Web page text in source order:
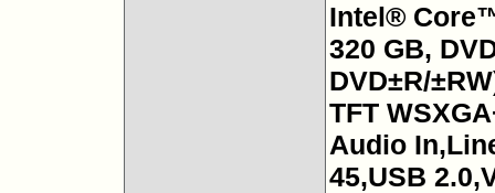
Intel®
320 GB,
DVD±R/
TFT
Audio
45,USB